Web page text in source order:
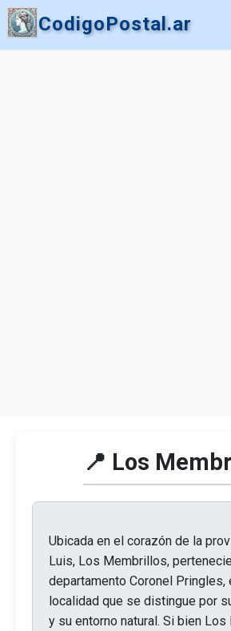
CodigoPostal.ar
📍 Los
Ubicada en el corazón de la
Luis, Los Membrillos,
departamento Coronel Pringles,
localidad que se distingue por
y su entorno natural. Si bien